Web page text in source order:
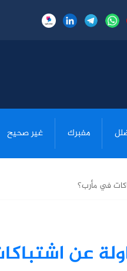
مفبرك غير صحيح
في مأرب؟
عن